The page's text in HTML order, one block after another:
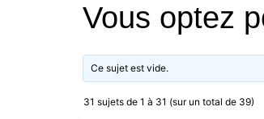
Vous optez
Ce sujet est vide.
31 sujets de 1 à 31 (sur un total de 39)